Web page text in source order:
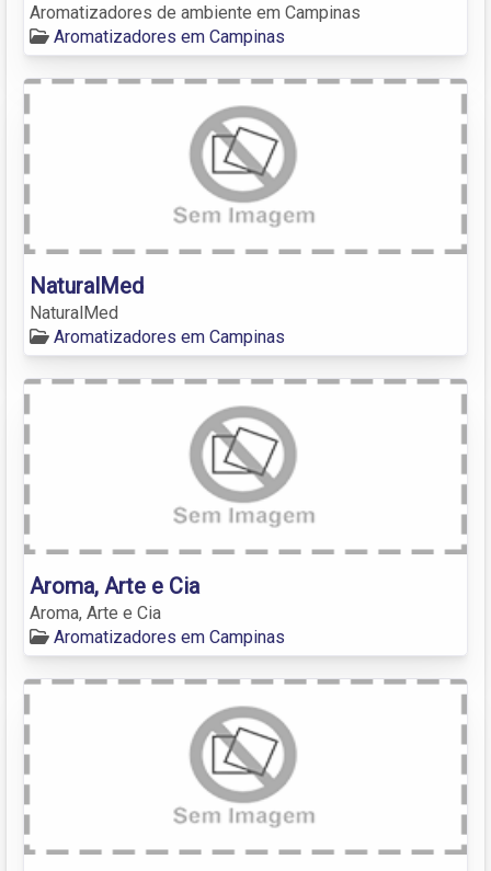
Aromatizadores de ambiente em Campinas
Aromatizadores em Campinas
NaturalMed
NaturalMed
Aromatizadores em Campinas
Aroma, Arte e Cia
Aroma, Arte e Cia
Aromatizadores em Campinas